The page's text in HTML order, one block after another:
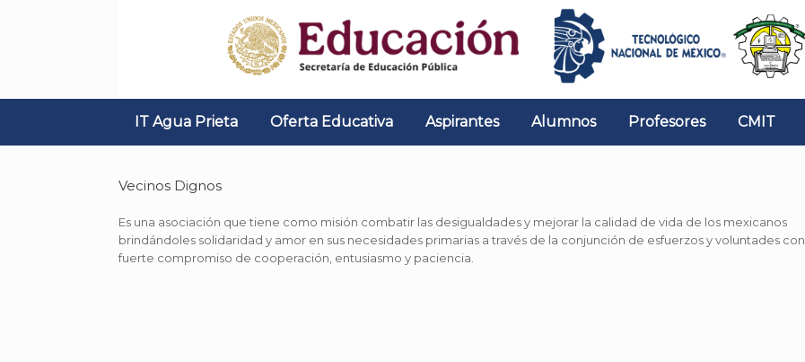
IT Agua Prieta Oferta Educativa Aspirantes Alumnos Profesores CMIT
Vecinos Dignos
Es una asociación que tiene como misión combatir las desigualdades y mejorar la calidad de vida de los mexicanos
brindándoles solidaridad y amor en sus necesidades primarias a través de la conjunción de esfuerzos y voluntades con
fuerte compromiso de cooperación, entusiasmo y paciencia.